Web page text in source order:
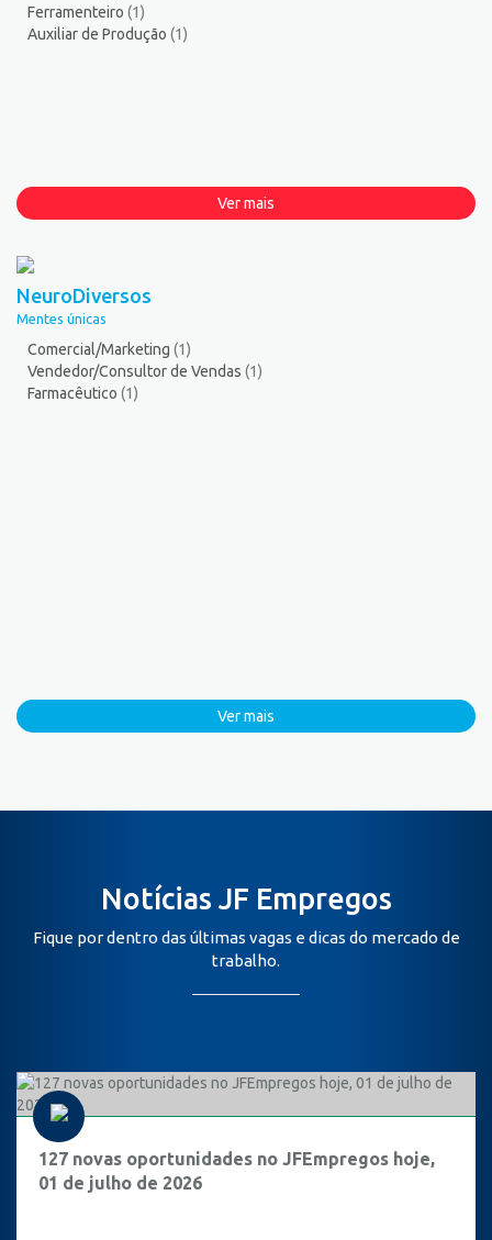
Ferramenteiro (1)
Auxiliar de Produção (1)
Ver mais
NeuroDiversos
Mentes únicas
Comercial/Marketing (1)
Vendedor/Consultor de Vendas (1)
Farmacêutico (1)
Ver mais
Notícias JF Empregos
Fique por dentro das últimas vagas e dicas do mercado de
trabalho.
127 novas oportunidades no JFEmpregos hoje,
01 de julho de 2026